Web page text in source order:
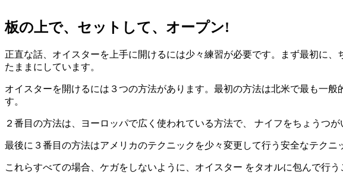
板の上で、セットして、オープン!
正直な話、オイスターを上手に開けるには少々練習が必要です。まず最初に
たままにしています。
オイスターを開けるには３つの方法があります。最初の方法は北米で最も一
す。
２番目の方法は、ヨーロッパで広く使われている方法で、 ナイフをちょうつ
最後に３番目の方法はアメリカのテクニックを少々変更して行う安全なテクニ
これらすべての場合、ケガをしないように、オイスター をタオルに包んで行う